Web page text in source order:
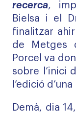
recerca,
Bielsa i el
finalitzar
de Metges
Porcel va
sobre l’inici
l’edició
Demà, dia